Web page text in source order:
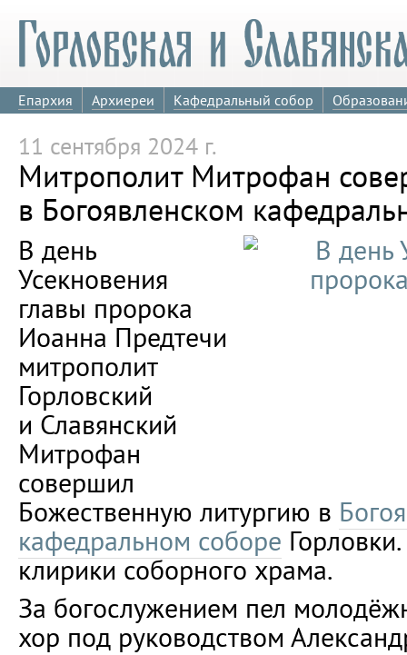
Епархия Архиереи Кафедральный собор
11 сентября 2024 г.
Митрополит Митрофан
в Богоявленском
В день
Усекновения
главы пророка
Иоанна Предтечи
митрополит
Горловский
и Славянский
Митрофан
совершил
Божественную литургию в
кафедральном соборе
клирики соборного храма.
За богослужением пел
хор под руководством